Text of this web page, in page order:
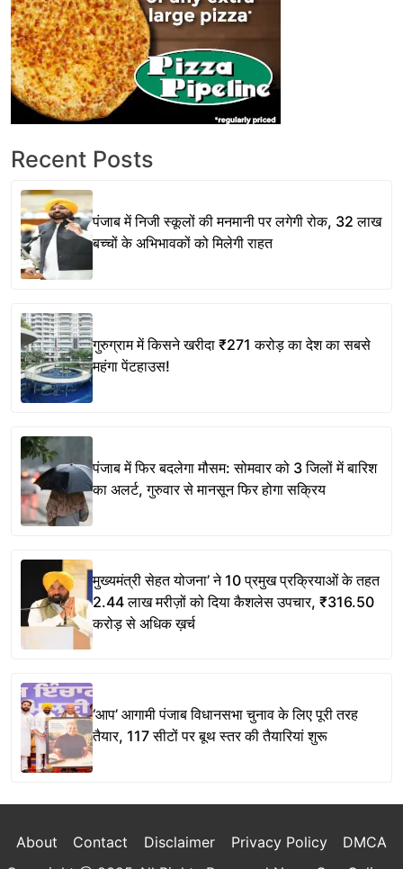
Recent Posts
पंजाब में निजी स्कूलों की मनमानी पर लगेगी रोक, 32 लाख
बच्चों के अभिभावकों को मिलेगी राहत
गुरुग्राम में किसने खरीदा ₹271 करोड़ का देश का सबसे
महंगा पेंटहाउस!
पंजाब में फिर बदलेगा मौसम: सोमवार को 3 जिलों में बारिश
का अलर्ट, गुरुवार से मानसून फिर होगा सक्रिय
मुख्यमंत्री सेहत योजना’ ने 10 प्रमुख प्रक्रियाओं के तहत
2.44 लाख मरीज़ों को दिया कैशलेस उपचार, ₹316.50
करोड़ से अधिक ख़र्च
‘आप’ आगामी पंजाब विधानसभा चुनाव के लिए पूरी तरह
तैयार, 117 सीटों पर बूथ स्तर की तैयारियां शुरू
About Contact Disclaimer Privacy Policy
DMCA